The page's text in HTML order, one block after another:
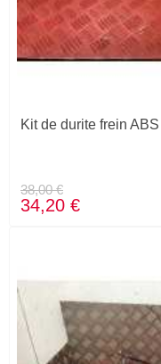
Kit de durite frein
38,00 €
34,20 €